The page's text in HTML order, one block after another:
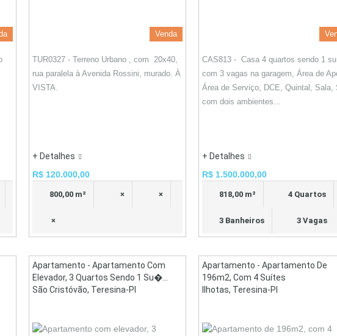
Venda
TUR0327 - Terreno Urbano , com 20x40,
rua paralela à Avenida Rossini, murado. À
VISTA.
+ Detalhes
R$ 120.000,00
800,00 m² × ×
×
CAS813 - Casa 4 quartos sendo 1
com 3 vagas na garagem, Área de
Área de Serviço, DCE, Quintal, Sala,
com dois ambientes...
+ Detalhes
R$ 1.500.000,00
818,00 m² 4 Quartos
3 Banheiros 3 Vagas
Apartamento - Apartamento Com
Elevador, 3 Quartos Sendo 1 Su�...
São Cristóvão, Teresina-PI
Apartamento - Apartamento De
196m2, Com 4 Suítes
Ilhotas, Teresina-PI